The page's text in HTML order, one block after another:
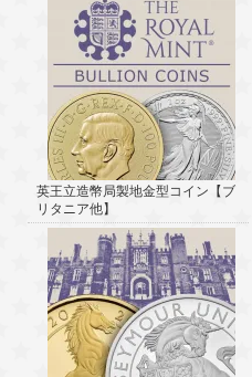
英王立造幣局製地金型コイン【ブ
リタニア他】